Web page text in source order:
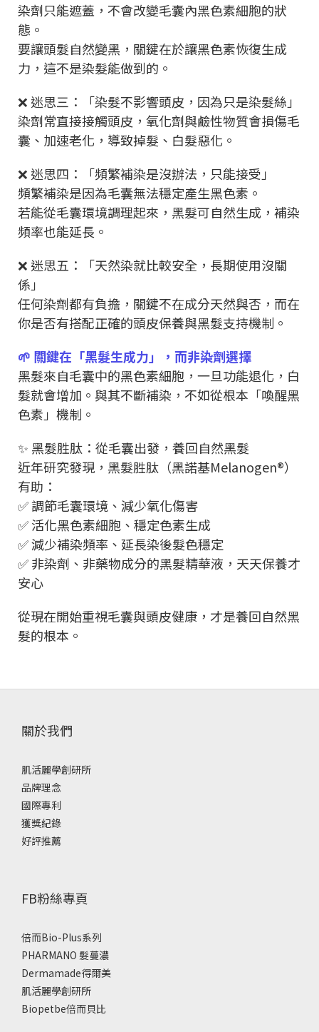
染劑只能遮蓋，不會改變毛囊內黑色素細胞的狀
態。
要讓頭髮自然變黑，關鍵在於讓黑色素恢復生成
力，這不是染髮能做到的。
❌ 迷思三：「染髮不影響頭皮，因為只是染髮絲」
染劑常直接接觸頭皮，氧化劑與鹼性物質會損傷毛
囊、加速老化，導致掉髮、白髮惡化。
❌ 迷思四：「頻繁補染是沒辦法，只能接受」
頻繁補染是因為毛囊無法穩定產生黑色素。
若能從毛囊環境調理起來，黑髮可自然生成，補染
頻率也能延長。
❌ 迷思五：「天然染就比較安全，長期使用沒關
係」
任何染劑都有負擔，關鍵不在成分天然與否，而在
你是否有搭配正確的頭皮保養與黑髮支持機制。
🌱 關鍵在「黑髮生成力」，而非染劑選擇
黑髮來自毛囊中的黑色素細胞，一旦功能退化，白
髮就會增加。與其不斷補染，不如從根本「喚醒黑
色素」機制。
✨ 黑髮胜肽：從毛囊出發，養回自然黑髮
近年研究發現，黑髮胜肽（黑諾基Melanogen®）
有助：
✅ 調節毛囊環境、減少氧化傷害
✅ 活化黑色素細胞、穩定色素生成
✅ 減少補染頻率、延長染後髮色穩定
✅ 非染劑、非藥物成分的黑髮精華液，天天保養才
安心
從現在開始重視毛囊與頭皮健康，才是養回自然黑
髮的根本。
關於我們
肌活麗學創研所
品牌理念
國際專利
獲獎紀錄
好評推薦
FB粉絲專頁
倍而Bio-Plus系列
PHARMANO 髮蔓濃
Dermamade得爾美
肌活麗學創研所
Biopetbe倍而貝比